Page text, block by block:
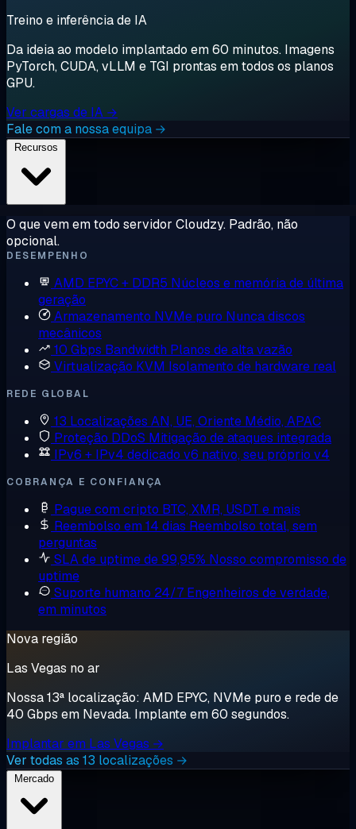
Treino e inferência de IA
Da ideia ao modelo implantado em 60 minutos. Imagens
PyTorch, CUDA, vLLM e TGI prontas em todos os planos
GPU.
Ver cargas de IA →
Fale com a nossa equipa →
O que vem em todo servidor Cloudzy. Padrão, não
opcional.
DESEMPENHO
AMD EPYC + DDR5 Núcleos e memória de última
geração
Armazenamento NVMe puro Nunca discos
mecânicos
10 Gbps Bandwidth Planos de alta vazão
Virtualização KVM Isolamento de hardware real
REDE GLOBAL
13 Localizações AN, UE, Oriente Médio, APAC
Proteção DDoS Mitigação de ataques integrada
IPv6 + IPv4 dedicado v6 nativo, seu próprio v4
COBRANÇA E CONFIANÇA
Pague com cripto BTC, XMR, USDT e mais
Reembolso em 14 dias Reembolso total, sem
perguntas
SLA de uptime de 99,95% Nosso compromisso de
uptime
Suporte humano 24/7 Engenheiros de verdade,
em minutos
Nova região
Las Vegas no ar
Nossa 13ª localização: AMD EPYC, NVMe puro e rede de
40 Gbps em Nevada. Implante em 60 segundos.
Implantar em Las Vegas →
Ver todas as 13 localizações →